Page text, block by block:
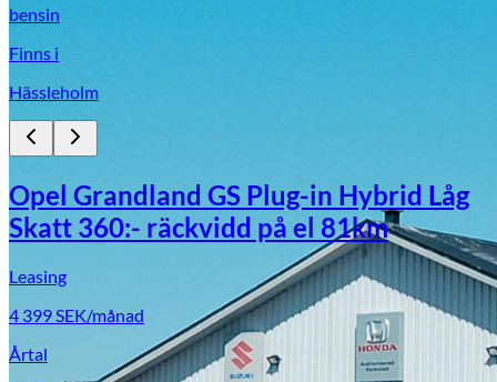
bensin
Finns i
Hässleholm
Opel Grandland GS Plug-in Hybrid Låg
Skatt 360:- räckvidd på el 81km
Leasing
4 399SEK/månad
Årtal